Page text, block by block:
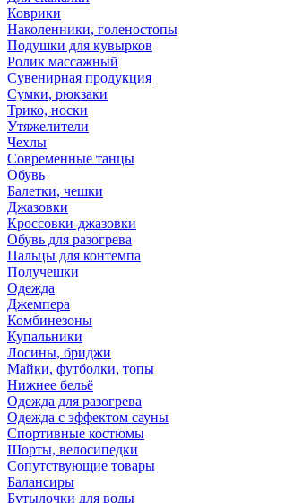
Коврики
Наколенники, голеностопы
Подушки для кувырков
Ролик массажный
Сувенирная продукция
Сумки, рюкзаки
Трико, носки
Утяжелители
Чехлы
Современные танцы
Обувь
Балетки, чешки
Джазовки
Кроссовки-джазовки
Обувь для разогрева
Пальцы для контемпа
Получешки
Одежда
Джемпера
Комбинезоны
Купальники
Лосины, бриджи
Майки, футболки, топы
Нижнее бельё
Одежда для разогрева
Одежда с эффектом сауны
Спортивные костюмы
Шорты, велосипедки
Сопутствующие товары
Балансиры
Бутылочки для воды